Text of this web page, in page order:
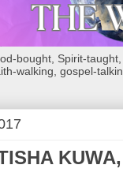
bought, Spirit-
walking, gospel-